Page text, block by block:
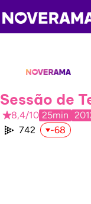
Sessão de
8,4/10 25min
742
-68